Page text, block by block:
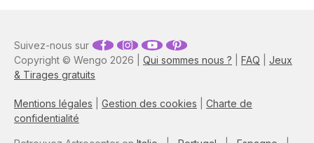
astrologique et préparez-
vous à accompagner votre
sur mesure !
Copyright © Wengo 2026 | Qui sommes nous ? FAQ
Jeux
& Tirages gratuits
Mentions légales Gestion des cookies
Charte de
confidentialité
Suivez-nous sur